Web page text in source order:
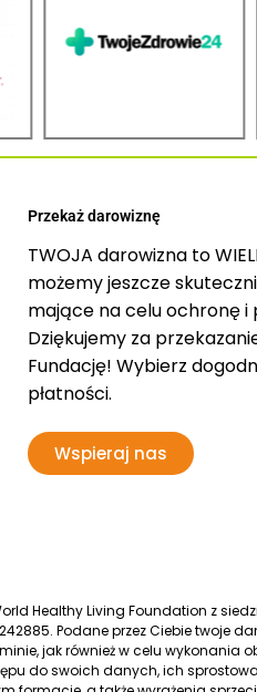
Przekaż darowiznę
TWOJA darowizna to
możemy jeszcze
mające na celu ochronę i
Dziękujemy za
Fundację! Wybierz
płatności.
Wspieraj nas
Healthy Living Foundation z
Podane przez Ciebie
jak również w celu
do swoich danych, ich